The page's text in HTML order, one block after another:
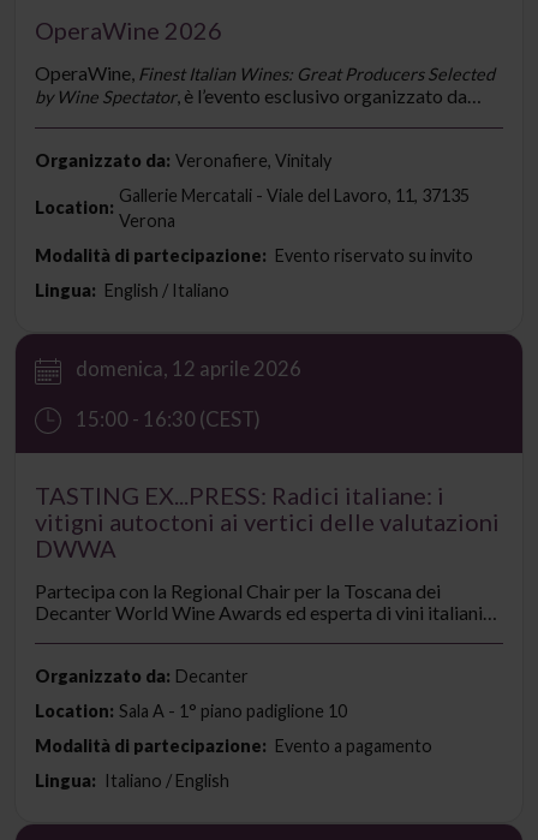
OperaWine 2026
OperaWine, Finest Italian Wines: Great Producers Selected
by Wine Spectator, è l’evento esclusivo organizzato da
Organizzato da: Veronafiere, Vinitaly
Location:
Gallerie Mercatali - Viale del Lavoro, 11, 37135
Verona
Modalità di partecipazione: Evento riservato su invito
Lingua: English / Italiano
domenica, 12 aprile 2026
15:00 - 16:30 (CEST)
TASTING EX...PRESS: Radici italiane: i
vitigni autoctoni ai vertici delle valutazioni
DWWA
Partecipa con la Regional Chair per la Toscana dei
Decanter World Wine Awards ed esperta di vini italiani
97 punti nell’edizione 2025 del concorso.
Organizzato da: Decanter
Location: Sala A - 1° piano padiglione 10
Modalità di partecipazione: Evento a pagamento
Lingua: Italiano / English